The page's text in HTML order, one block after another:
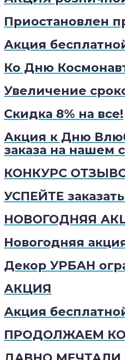
Приостановлен
Акция
Ко Дню
Увеличение
Скидка 8% на все!
Акция к Дню
заказа на нашем
КОНКУРС
УСПЕЙТЕ
НОВОГОДНЯЯ
Новогодняя
Декор УРБАН
АКЦИЯ
Акция
ПРОДОЛЖАЕМ